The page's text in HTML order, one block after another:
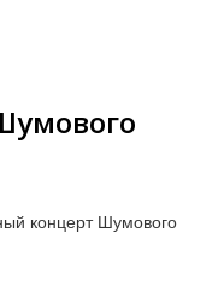
концерт Шумового